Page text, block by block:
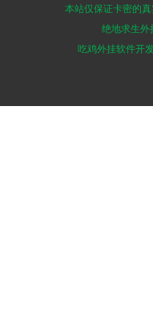
2
3
本站仅保证卡密的
绝地求生外
吃鸡外挂软件开